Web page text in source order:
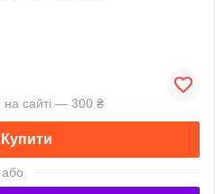
на сайті — 300 ₴
Купити
або